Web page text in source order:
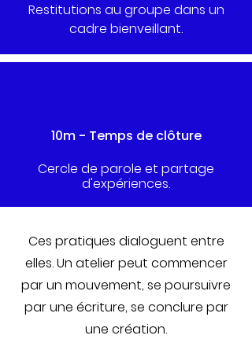
Restitutions au groupe dans un
cadre bienveillant.
10m - Temps de clôture
Cercle de parole et partage
d'expériences.
Ces pratiques dialoguent entre
elles. Un atelier peut commencer
par un mouvement, se poursuivre
par une écriture, se conclure par
une création.